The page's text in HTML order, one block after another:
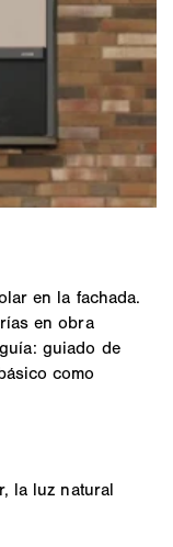
en la fachada.
en obra
guiado de
como
la luz natural